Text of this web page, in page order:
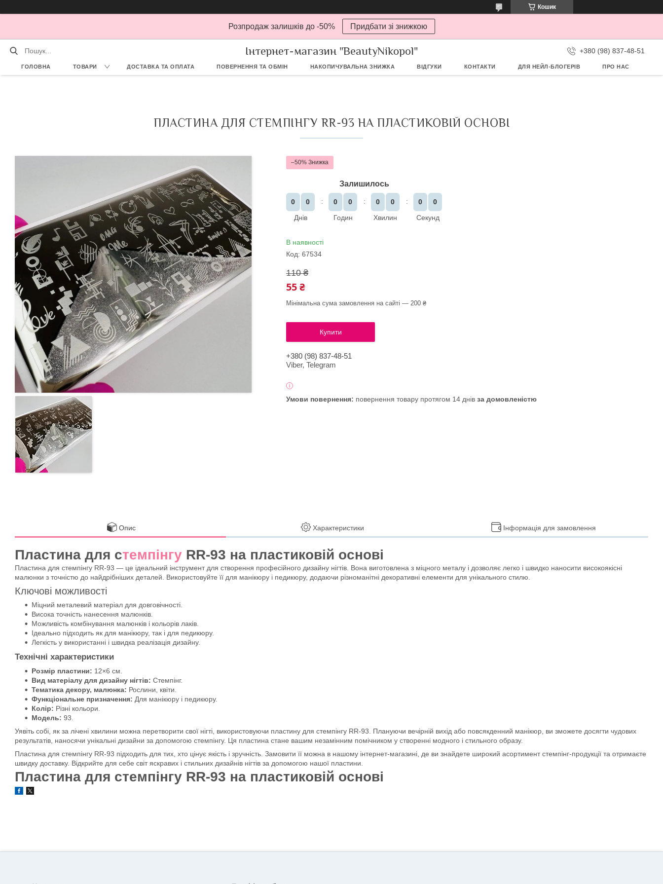
Кошик
Розпродаж залишків до -50% Придбати зі знижкою
Інтернет-магазин "BeautyNikopol" +380 (98) 837-48-51
ГОЛОВНА ТОВАРИ ДОСТАВКА ТА ОПЛАТА ПОВЕРНЕННЯ ТА ОБМІН НАКОПИЧУВАЛЬНА ЗНИЖКА ВІДГУКИ КОНТАКТИ ДЛЯ НЕЙЛ-БЛОГЕРІВ ПРО НАС
ПЛАСТИНА ДЛЯ СТЕМПІНГУ RR-93 НА ПЛАСТИКОВІЙ ОСНОВІ
–50%
Залишилось
0
0
Днів
0
0
Годин
0
0
Хвилин
0
0
Секунд
В наявності
Код: 67534
110 ₴
55 ₴
Мінімальна сума замовлення на сайті — 200 ₴
Купити
+380 (98) 837-48-51
Viber, Telegram
повернення товару протягом 14 днів за домовленістю
Опис Характеристики Інформація для замовлення
Пластина для стемпінгу RR-93 на пластиковій основі
Пластина для стемпінгу RR-93 — це ідеальний інструмент для створення професійного дизайну нігтів. Вона виготовлена з міцного металу і дозволяє легко і швидко наносити високоякісні
малюнки з точністю до найдрібніших деталей. Використовуйте її для манікюру і педикюру, додаючи різноманітні декоративні елементи для унікального стилю.
Ключові можливості
Міцний металевий матеріал для довговічності.
Висока точність нанесення малюнків.
Можливість комбінування малюнків і кольорів лаків.
Ідеально підходить як для манікюру, так і для педикюру.
Легкість у використанні і швидка реалізація дизайну.
Технічні характеристики
Розмір пластини: 12×6 см.
Вид матеріалу для дизайну нігтів: Стемпінг.
Тематика декору, малюнка: Рослини, квіти.
Функціональне призначення: Для манікюру і педикюру.
Колір: Різні кольори.
Модель: 93.
Уявіть собі, як за лічені хвилини можна перетворити свої нігті, використовуючи пластину для стемпінгу RR-93. Плануючи вечірній вихід або повсякденний манікюр, ви зможете досягти чудових
результатів, наносячи унікальні дизайни за допомогою стемпінгу. Ця пластина стане вашим незамінним помічником у створенні модного і стильного образу.
Пластина для стемпінгу RR-93 підходить для тих, хто цінує якість і зручність. Замовити її можна в нашому інтернет-магазині, де ви знайдете широкий асортимент стемпінг-продукції та отримаєте
швидку доставку. Відкрийте для себе світ яскравих і стильних дизайнів нігтів за допомогою нашої пластини.
Пластина для стемпінгу RR-93 на пластиковій основі